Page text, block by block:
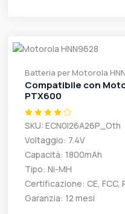
Batteria per Motorola
Compatibile con
PTX600
SKU: ECN0I26A26P_Oth
Voltaggio: 7.4V
Capacità: 1800mAh
Tipo: Ni-MH
Certificazione: CE, FCC,
Garanzia: 12 mesi